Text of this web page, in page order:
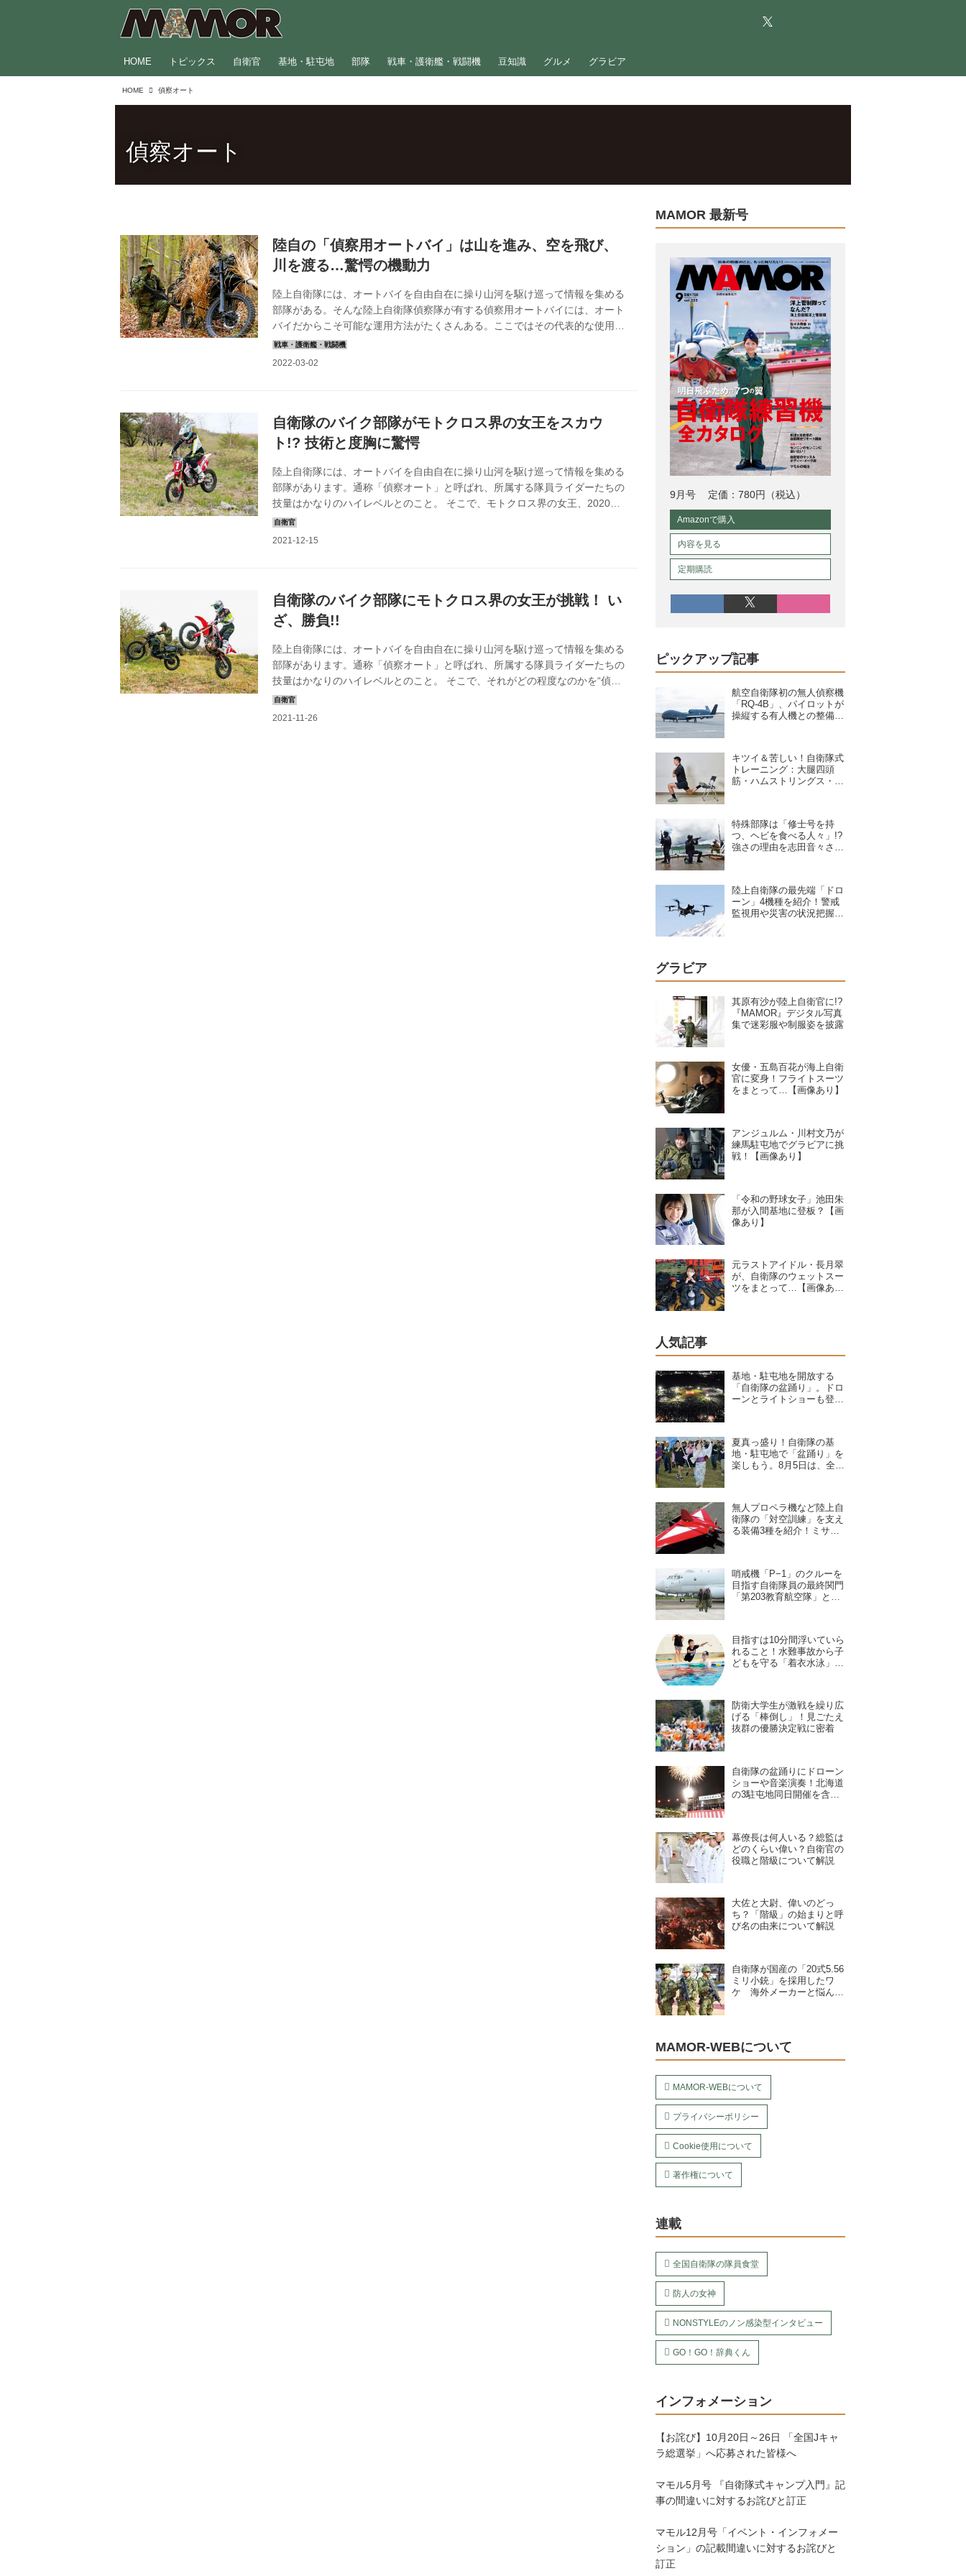
HOME トピックス 自衛官 基地・駐屯地 部隊 戦車・護衛艦・戦闘機 豆知識 グルメ グラビア
HOME 偵察オート
偵察オート
陸自の「偵察用オートバイ」は山を進み、空を飛び、
川を渡る…驚愕の機動力
陸上自衛隊には、オートバイを自由自在に操り山河を駆け巡って情報を集める
部隊がある。そんな陸上自衛隊偵察隊が有する偵察用オートバイには、オート
バイだからこそ可能な運用方法がたくさんある。ここではその代表的な使用法
を紹介し、いかにオートバイが偵察部隊にとって有用な存在なのかを説明しよ
う。 4輪車が入れない道にも進入できる オートバイは4輪車に比べて車体もエ
差などがあっても、ジャンプして...
自衛隊のバイク部隊がモトクロス界の女王をスカウ
ト!? 技術と度胸に驚愕
陸上自衛隊には、オートバイを自由自在に操り山河を駆け巡って情報を集める
部隊があります。通称「偵察オート」と呼ばれ、所属する隊員ライダーたちの
技量はかなりのハイレベルとのこと。 そこで、モトクロス界の女王、2020年
レディースクラス年間チャンピオン・川井麻央選手が相馬原駐屯地第12偵察隊
に潜入し、偵察オート隊員の技にチャレンジ！さまざまな技やアクションに挑
ロスレーサー）：隊員の方のバ...
自衛隊のバイク部隊にモトクロス界の女王が挑戦！ い
ざ、勝負!!
陸上自衛隊には、オートバイを自由自在に操り山河を駆け巡って情報を集める
部隊があります。通称「偵察オート」と呼ばれ、所属する隊員ライダーたちの
技量はかなりのハイレベルとのこと。 そこで、それがどの程度なのかを“偵
察”しようと、マモルはモトクロス界の女王、2020年レディースクラス年間チ
ャンピオン・川井麻央選手を、相馬原駐屯地第12偵察隊に送り込みました。い
MAMOR 最新号
9月号 定価：780円（税込）
Amazonで購入
内容を見る
定期購読
ピックアップ記事
航空自衛隊初の無人偵察機
「RQ-4B」、パイロットが
操縦する有人機との整備の
キツイ＆苦しい！自衛隊式
トレーニング：大腿四頭
筋・ハムストリングス・大
特殊部隊は「修士号を持
つ、ヘビを食べる人々」!?
強さの理由を志田音々さん
陸上自衛隊の最先端「ドロ
ーン」4機種を紹介！警戒
監視用や災害の状況把握に
グラビア
其原有沙が陸上自衛官に!?
『MAMOR』デジタル写真
集で迷彩服や制服姿を披露
女優・五島百花が海上自衛
官に変身！フライトスーツ
をまとって…【画像あり】
アンジュルム・川村文乃が
練馬駐屯地でグラビアに挑
戦！【画像あり】
「令和の野球女子」池田朱
那が入間基地に登板？【画
像あり】
元ラストアイドル・長月翠
が、自衛隊のウェットスー
ツをまとって…【画像あ
人気記事
基地・駐屯地を開放する
「自衛隊の盆踊り」。ドロ
ーンとライトショーも登
夏真っ盛り！自衛隊の基
地・駐屯地で「盆踊り」を
楽しもう。8月5日は、全国
無人プロペラ機など陸上自
衛隊の「対空訓練」を支え
る装備3種を紹介！ミサイ
哨戒機「P−1」のクルーを
目指す自衛隊員の最終関門
「第203教育航空隊」と
目指すは10分間浮いていら
れること！水難事故から子
どもを守る「着衣水泳」の
防衛大学生が激戦を繰り広
げる「棒倒し」！見ごたえ
抜群の優勝決定戦に密着
自衛隊の盆踊りにドローン
ショーや音楽演奏！北海道
の3駐屯地同日開催を含
幕僚長は何人いる？総監は
どのくらい偉い？自衛官の
役職と階級について解説
大佐と大尉、偉いのどっ
ち？「階級」の始まりと呼
び名の由来について解説
自衛隊が国産の「20式5.56
ミリ小銃」を採用したワ
ケ 海外メーカーと悩んで
MAMOR-WEBについて
MAMOR-WEBについて
プライバシーポリシー
Cookie使用について
著作権について
連載
全国自衛隊の隊員食堂
防人の女神
NONSTYLEのノン感染型インタビュー
GO！GO！辞典くん
インフォメーション
【お詫び】10月20日～26日 「全国Jキャ
ラ総選挙」へ応募された皆様へ
マモル5月号 『自衛隊式キャンプ入門』記
事の間違いに対するお詫びと訂正
マモル12月号「イベント・インフォメー
ション」の記載間違いに対するお詫びと
訂正